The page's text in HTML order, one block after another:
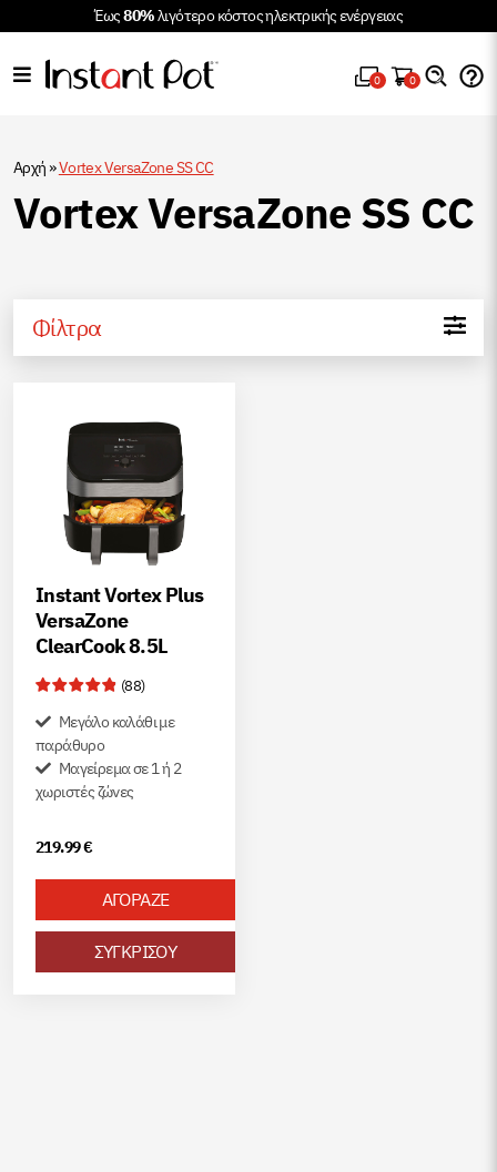
Έως80%λιγότερο κόστος ηλεκτρικής ενέργειας
0 0
Αρχή»Vortex VersaZone SS CC
Vortex VersaZone SS CC
Φίλτρα
Instant Vortex Plus
VersaZone
ClearCook 8.5L
(88)
Μεγάλο καλάθι με
παράθυρο
Μαγείρεμα σε 1 ή 2
χωριστές ζώνες
219.99€
ΑΓΟΡΑΖΕ
ΣΥΓΚΡΙΣΟΥ